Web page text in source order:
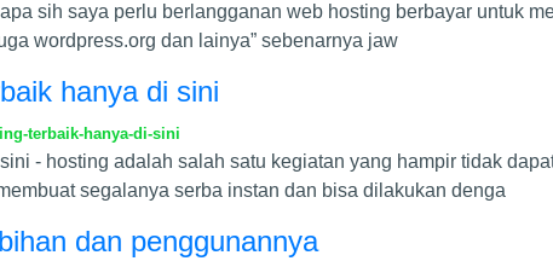
sih saya perlu berlangganan web hosting berbayar untuk
wordpress.org dan lainya” sebenarnya jaw
hanya di sini
terbaik-hanya-di-sini
- hosting adalah salah satu kegiatan yang hampir tidak
segalanya serba instan dan bisa dilakukan denga
dan penggunannya